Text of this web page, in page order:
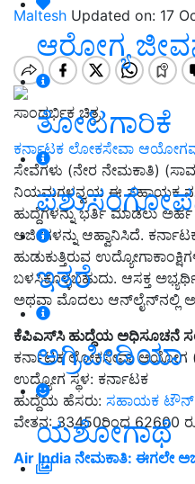
ಆರೋಗ್ಯ
ತೋಟಗಾರಿಕೆ
ಇತರೆ
ಅಗ್ರಿಪೀಡಿಯಾ
ಯಶೋಗಾಥೆ
Maltesh Updated on: 17
ಸಾಂದರ್ಭಿಕ ಚಿತ್ರ
ಕರ್ನಾಟಕ ಲೋಕಸೇವಾ
ಸೇವೆಗಳು (ನೇರ ನೇಮಕಾತಿ)
ನಿಯಮಗಳನ್ವಯ ಈ ಸಹಾಯಕ
ಹುದ್ದೆಗಳನ್ನು ಭರ್ತಿ ಮಾಡಲು
ಅರ್ಜಿಗಳನ್ನು ಆಹ್ವಾನಿಸಿದೆ.
ಹುಡುಕುತ್ತಿರುವ
ಬಳಸಿಕೊಳ್ಳಬಹುದು. ಆಸಕ್ತ
ಅಥವಾ ಮೊದಲು ಆನ್‌ಲೈನ್‌ನಲ್ಲಿ
ಕೆಪಿಎಸ್‌ಸಿ ಹುದ್ದೆಯ ಅಧಿಸೂಚನೆ
ಕರ್ನಾಟಕ ಲೋಕಸೇವಾ ಆಯೋಗ
ಉದ್ಯೋಗ ಸ್ಥಳ: ಕರ್ನಾಟಕ
ಹುದ್ದೆಯ ಹೆಸರು: ಸಹಾಯಕ ಟೌನ್
ವೇತನ: 33450ರಿಂದ 62600
Air India ನೇಮಕಾತಿ: ಈಗಲೇ